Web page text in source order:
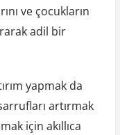
ve çocukların
adil bir
yapmak da
artırmak
için akıllıca